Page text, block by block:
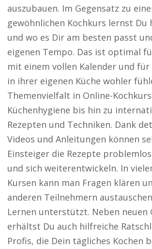
auszubauen. Im Gegensatz zu
gewöhnlichen Kochkurs lernst Du
und wo es Dir am besten passt
eigenen Tempo. Das ist optimal
mit einem vollen Kalender und für
in ihrer eigenen Küche wohler
Themenvielfalt in Online-
Küchenhygiene bis hin zu
Rezepten und Techniken. Dank
Videos und Anleitungen können
Einsteiger die Rezepte
und sich weiterentwickeln. In
Kursen kann man Fragen klären
anderen Teilnehmern
Lernen unterstützt. Neben neuen
erhältst Du auch hilfreiche
Profis, die Dein tägliches Kochen